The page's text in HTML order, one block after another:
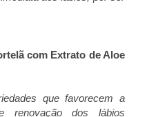
com Extrato de Aloe
que favorecem a
renovação dos lábios